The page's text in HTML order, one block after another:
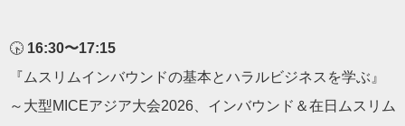
🕟 16:30〜17:15
『ムスリムインバウンドの基本とハラルビジネスを学ぶ』
～大型MICEアジア大会2026、インバウンド＆在日ムスリム